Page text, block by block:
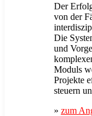
Der
von der
Die
und
Moduls
Projekte
steuern
» zum